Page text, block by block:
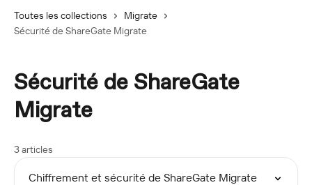
Toutes les collections
Migrate
Sécurité de ShareGate Migrate
Sécurité de ShareGate
Migrate
3 articles
Chiffrement et sécurité de ShareGate Migrate